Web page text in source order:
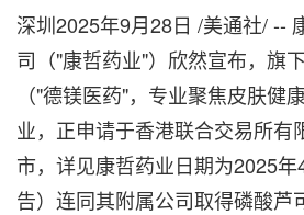
深圳2025年9月28日 /美通社/ --
司（"康哲药业"）欣然宣布，旗
（"德镁医药"，专业聚焦皮肤健
业，正申请于香港联合交易所有
市，详见康哲药业日期为2025
告）连同其附属公司取得磷酸芦